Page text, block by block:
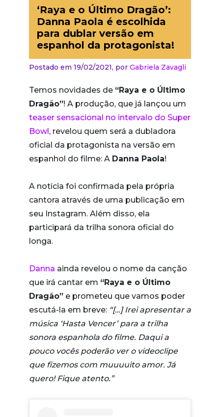
‘Raya e o Último Dragão’:
Danna Paola é escolhida
para dublar versão em
espanhol da protagonista!
Postado em 19/02/2021, por Gabriela Zavagli
Temos novidades de “Raya e o Último
Dragão”! A produção, que já lançou um
teaser sensacional no intervalo do Super
Bowl, revelou quem será a dubladora
oficial da protagonista na versão em
espanhol do filme: A Danna Paola!
A notícia foi confirmada pela própria
cantora através de uma publicação em
seu Instagram. Além disso, ela
participará da trilha sonora oficial do
longa.
Danna ainda revelou o nome da canção
que irá cantar em “Raya e o Último
Dragão” e prometeu que vamos poder
escutá-la em breve: “[…] Irei apresentar a
música ‘Hasta Vencer’ para a trilha
sonora espanhola do filme. Daqui a
pouco vocês poderão ver o videoclipe
que fizemos com muuuuito amor. Já
quero! Fique atento.”